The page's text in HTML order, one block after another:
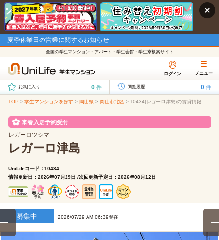
夏季休業日の営業に関するお知らせ
全国の学生マンション・アパート・学生会館・学生寮検索サイト
ログイン メニュー
お気に入り 0 件 閲覧履歴 0 件
TOP > 学生マンションを探す > 岡山県 > 岡山市北区 > 10434(レガーロ津島)の賃貸情報
来春入居予約受付
レガーロツシマ
レガーロ津島
UniLifeコード：10434
情報更新日：2026年07月29日 /次回更新予定日：2026年08月12日
募集中 2026/07/29 AM 06:39現在